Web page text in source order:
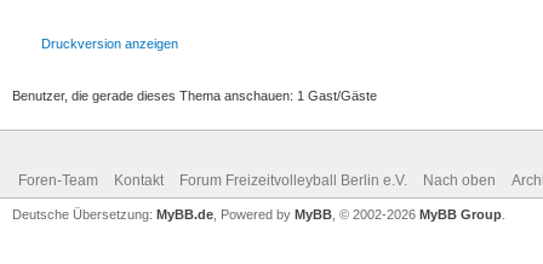
Druckversion anzeigen
Benutzer, die gerade dieses Thema anschauen: 1 Gast/Gäste
Foren-Team Kontakt Forum Freizeitvolleyball Berlin e.V. Nach oben
Deutsche Übersetzung: MyBB.de , Powered by MyBB , © 2002-2026 MyBB Group